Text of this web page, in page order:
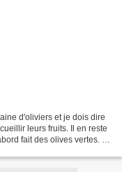
d'oliviers et je dois dire
leurs fruits. Il en reste
fait des olives vertes. le